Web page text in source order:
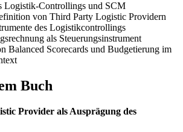
Logistik-Controllings und SCM
von Third Party Logistic Providern
des Logistikcontrollings
als Steuerungsinstrument
Balanced Scorecards und Budgetierung im
Buch
Provider als Ausprägung des